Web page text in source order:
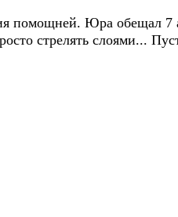
помощней. Юра обещал 7
стрелять слоями...